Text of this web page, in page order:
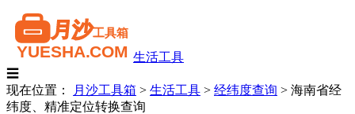
生活工具
☰
现在位置：
月沙工具箱 > 生活工具 > 经纬度查询 > 海南省经
纬度、精准定位转换查询